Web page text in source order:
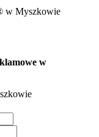
w Myszkowie
w